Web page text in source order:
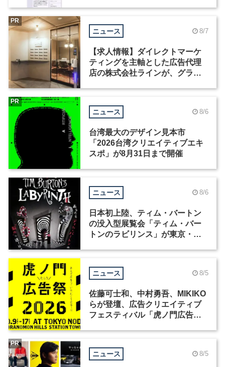
ニュース 8/7
【求人情報】ダイレクトマーケ
ティングを主軸とした広告代理
店の株式会社ラインが、グラフ
PR
ニュース 8/6
台湾最大のデザイン見本市
「2026台湾クリエイティブエキ
スポ」が8月31日まで開催
PR
ニュース 8/6
日本初上陸、ティム・バートン
の没入型展覧会「ティム・バー
トンのラビリンス」が東京・豊
ニュース 8/5
佐藤可士和、中村勇吾、MIKIKO
らが登壇、広告クリエイティブ
フェスティバル「虎ノ門広告
ニュース 8/5
PR